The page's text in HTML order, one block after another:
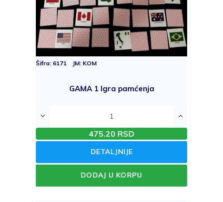
Šifra: 6171 JM: KOM
GAMA 1 Igra pamćenja
475.20 RSD
DETALJNIJE
DODAJ U KORPU